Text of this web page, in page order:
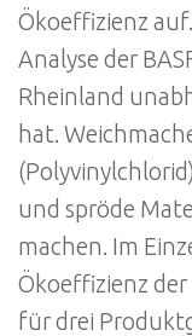
Ökoeffizienz
Analyse der
Rheinland
hat.
und spröde
machen. Im
Ökoeffizienz
für drei